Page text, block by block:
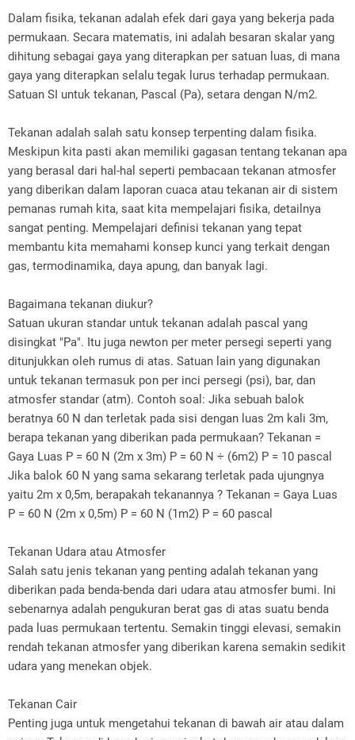
Dalam fisika, tekanan adalah efek dari gaya yang bekerja pada
permukaan. Secara matematis, ini adalah besaran skalar yang
dihitung sebagai gaya yang diterapkan per satuan luas, di mana
gaya yang diterapkan selalu tegak lurus terhadap permukaan.
Satuan SI untuk tekanan, Pascal (Pa), setara dengan N/m2.
Tekanan adalah salah satu konsep terpenting dalam fisika.
Meskipun kita pasti akan memiliki gagasan tentang tekanan apa
yang berasal dari hal-hal seperti pembacaan tekanan atmosfer
yang diberikan dalam laporan cuaca atau tekanan air di sistem
pemanas rumah kita, saat kita mempelajari fisika, detailnya
sangat penting. Mempelajari definisi tekanan yang tepat
membantu kita memahami konsep kunci yang terkait dengan
gas, termodinamika, daya apung, dan banyak lagi.
Bagaimana tekanan diukur?
Satuan ukuran standar untuk tekanan adalah pascal yang
disingkat "Pa". Itu juga newton per meter persegi seperti yang
ditunjukkan oleh rumus di atas. Satuan lain yang digunakan
untuk tekanan termasuk pon per inci persegi (psi), bar, dan
atmosfer standar (atm). Contoh soal: Jika sebuah balok
beratnya 60 N dan terletak pada sisi dengan luas 2m kali 3m,
berapa tekanan yang diberikan pada permukaan? Tekanan =
Gaya Luas P = 60 N (2m x 3m) P = 60 N ÷ (6m2) P = 10 pascal
Jika balok 60 N yang sama sekarang terletak pada ujungnya
yaitu 2m x 0,5m, berapakah tekanannya ? Tekanan = Gaya Luas
P = 60 N (2m x 0,5m) P = 60 N (1m2) P = 60 pascal
Tekanan Udara atau Atmosfer
Salah satu jenis tekanan yang penting adalah tekanan yang
diberikan pada benda-benda dari udara atau atmosfer bumi. Ini
sebenarnya adalah pengukuran berat gas di atas suatu benda
pada luas permukaan tertentu. Semakin tinggi elevasi, semakin
rendah tekanan atmosfer yang diberikan karena semakin sedikit
udara yang menekan objek.
Tekanan Cair
Penting juga untuk mengetahui tekanan di bawah air atau dalam